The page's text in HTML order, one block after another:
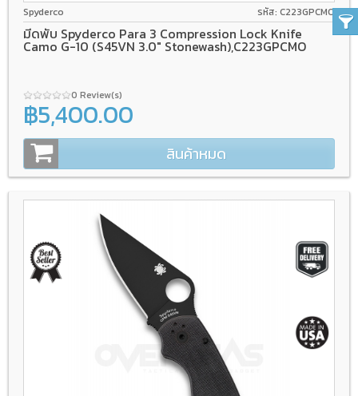
CPM S45VN
Spyderco รหัส: C223GPCMO
มีดพับ Spyderco Para 3 Compression Lock Knife
Camo G-10 (S45VN 3.0" Stonewash),C223GPCMO
0 Review(s)
฿5,400.00
สินค้าหมด